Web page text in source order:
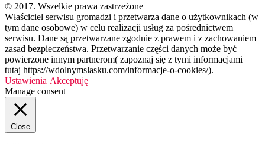
© 2017. Wszelkie prawa zastrzeżone
Właściciel serwisu gromadzi i przetwarza dane o użytkownikach (w
tym dane osobowe) w celu realizacji usług za pośrednictwem
serwisu. Dane są przetwarzane zgodnie z prawem i z zachowaniem
zasad bezpieczeństwa. Przetwarzanie części danych może być
powierzone innym partnerom( zapoznaj się z tymi informacjami
tutaj https://wdolnymslasku.com/informacje-o-cookies/).
Ustawienia Akceptuję
Manage consent
Close